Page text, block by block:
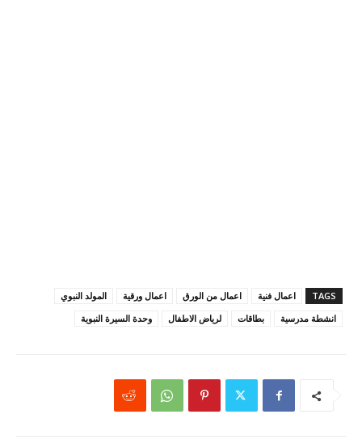
TAGS اعمال فنية اعمال من الورق اعمال ورقية
المولد النبوي
انشطة مدرسية
بطاقات لرياض الاطفال وحدة السيرة النبوية